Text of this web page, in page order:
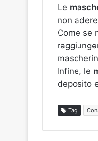
Le
non
Come se
Infine, le
deposito
Tag